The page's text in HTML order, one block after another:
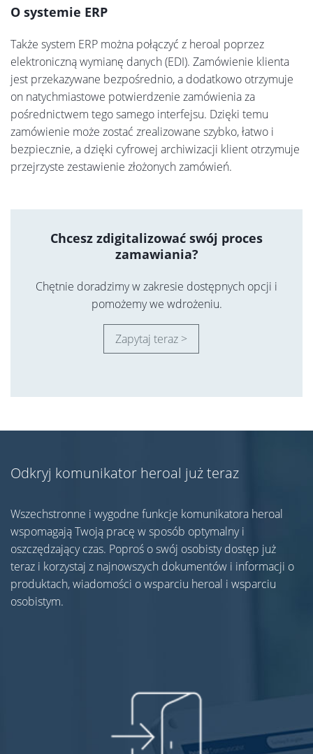
O systemie ERP
Także system ERP można połączyć z heroal poprzez
elektroniczną wymianę danych (EDI). Zamówienie klienta
jest przekazywane bezpośrednio, a dodatkowo otrzymuje
on natychmiastowe potwierdzenie zamówienia za
pośrednictwem tego samego interfejsu. Dzięki temu
zamówienie może zostać zrealizowane szybko, łatwo i
bezpiecznie, a dzięki cyfrowej archiwizacji klient otrzymuje
przejrzyste zestawienie złożonych zamówień.
Chcesz zdigitalizować swój proces
zamawiania?
Chętnie doradzimy w zakresie dostępnych opcji i
pomożemy we wdrożeniu.
Zapytaj teraz >
Odkryj komunikator heroal już teraz
Wszechstronne i wygodne funkcje komunikatora heroal
wspomagają Twoją pracę w sposób optymalny i
oszczędzający czas. Poproś o swój osobisty dostęp już
teraz i korzystaj z najnowszych dokumentów i informacji o
produktach, wiadomości o wsparciu heroal i wsparciu
osobistym.